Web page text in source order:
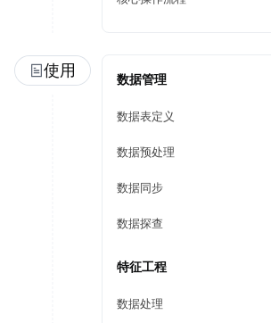
使用 数据管理
数据表定义
数据预处理
数据同步
数据探查
特征工程
数据处理